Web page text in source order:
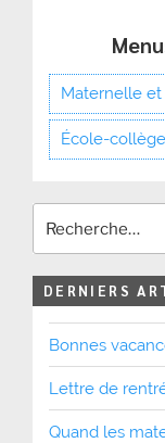
Maternelle et
École-
DERNIERS
Bonnes
Lettre de
Quand les